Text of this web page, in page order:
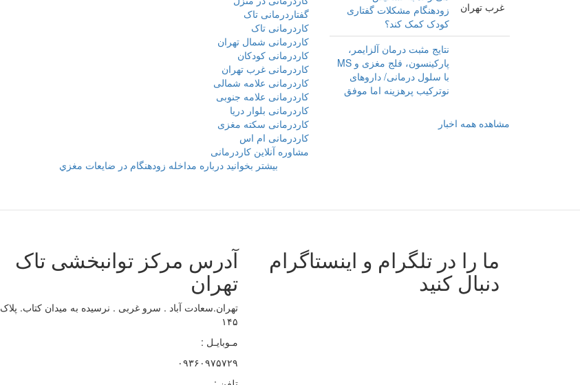
گفتاردرمانی تاک
کاردرمانی تاک
کاردرمانی شمال تهران
کاردرمانی کودکان
کاردرمانی غرب تهران
کاردرمانی علامه شمالی
کاردرمانی علامه جنوبی
کاردرمانی بلوار دریا
کاردرمانی سکته مغزی
کاردرمانی ام اس
مشاوره آنلاین کاردرمانی
بیشتر بخوانید درباره مداخله زودهنگام در ضايعات مغزي
زودهنگام مشکلات گفتاری
کودک کمک کند؟
نتایج مثبت درمان آلزایمر،
پارکینسون، فلج مغزی و MS
با سلول درمانی/ داروهای
نوترکیب پرهزینه اما موفق‌‌
مشاهده همه اخبار
آدرس مرکز توانبخشی تاک
تهران
تهران.سعادت آباد . سرو غربی . نرسیده به میدان کتاب. پلاک
۱۴۵
مـوبایـل :
۰۹۳۶۰۹۷۵۷۲۹
ما را در تلگرام و اینستاگرام
دنبال کنید